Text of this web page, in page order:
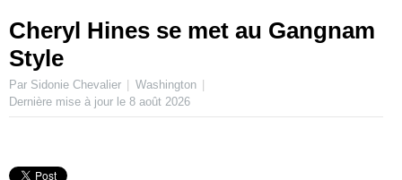
Cheryl Hines se met au Gangnam
Style
Par Sidonie Chevalier
Washington
Dernière mise à jour le 8 août 2026